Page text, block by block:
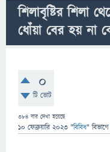
শিলাবৃষ্টির শিলা
ধোঁয়া বের হয় না
0
টি ভোট
384 বার দেখা হয়েছে
10 ফেব্রুয়ারি 2023 "বিবিধ" বিভাগে